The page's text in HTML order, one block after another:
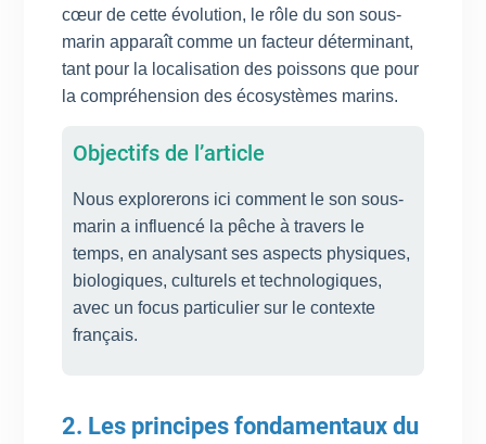
cœur de cette évolution, le rôle du son sous-
marin apparaît comme un facteur déterminant,
tant pour la localisation des poissons que pour
la compréhension des écosystèmes marins.
Objectifs de l’article
Nous explorerons ici comment le son sous-
marin a influencé la pêche à travers le
temps, en analysant ses aspects physiques,
biologiques, culturels et technologiques,
avec un focus particulier sur le contexte
français.
2. Les principes fondamentaux du